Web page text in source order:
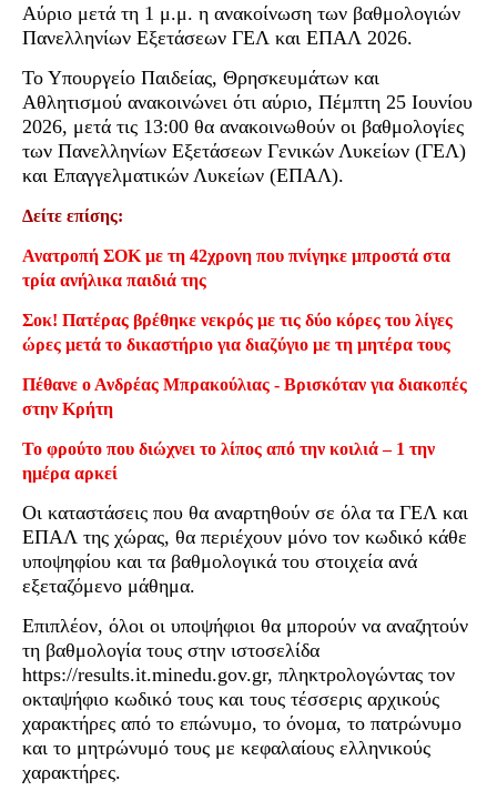
Αύριο μετά τη 1 μ.μ. η ανακοίνωση των βαθμολογιών
Πανελληνίων Εξετάσεων ΓΕΛ και ΕΠΑΛ 2026.
Το Υπουργείο Παιδείας, Θρησκευμάτων και
Αθλητισμού ανακοινώνει ότι αύριο, Πέμπτη 25 Ιουνίου
2026, μετά τις 13:00 θα ανακοινωθούν οι βαθμολογίες
των Πανελληνίων Εξετάσεων Γενικών Λυκείων (ΓΕΛ)
και Επαγγελματικών Λυκείων (ΕΠΑΛ).
Δείτε επίσης:
Ανατροπή ΣΟΚ με τη 42χρονη που πνίγηκε μπροστά στα
τρία ανήλικα παιδιά της
Σοκ! Πατέρας βρέθηκε νεκρός με τις δύο κόρες του λίγες
ώρες μετά το δικαστήριο για διαζύγιο με τη μητέρα τους
Πέθανε ο Ανδρέας Μπρακούλιας - Βρισκόταν για διακοπές
στην Κρήτη
Το φρούτο που διώχνει το λίπος από την κοιλιά – 1 την
ημέρα αρκεί
Οι καταστάσεις που θα αναρτηθούν σε όλα τα ΓΕΛ και
ΕΠΑΛ της χώρας, θα περιέχουν μόνο τον κωδικό κάθε
υποψηφίου και τα βαθμολογικά του στοιχεία ανά
εξεταζόμενο μάθημα.
Επιπλέον, όλοι οι υποψήφιοι θα μπορούν να αναζητούν
τη βαθμολογία τους στην ιστοσελίδα
https://results.it.minedu.gov.gr, πληκτρολογώντας τον
οκταψήφιο κωδικό τους και τους τέσσερις αρχικούς
χαρακτήρες από το επώνυμο, το όνομα, το πατρώνυμο
και το μητρώνυμό τους με κεφαλαίους ελληνικούς
χαρακτήρες.